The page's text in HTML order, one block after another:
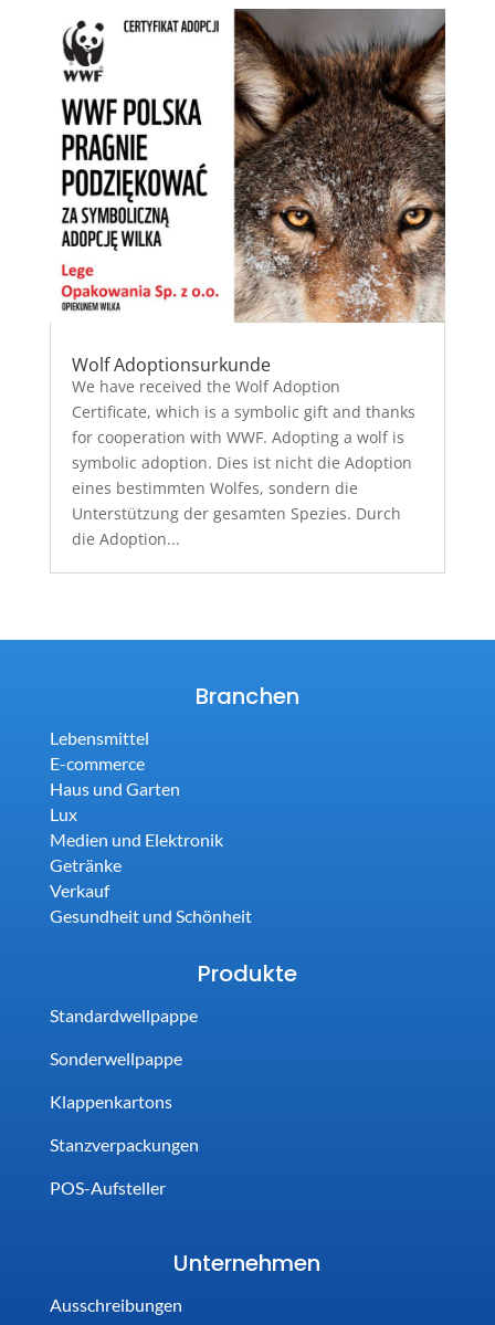
Wolf Adoptionsurkunde
We have received the Wolf Adoption
Certificate, which is a symbolic gift and thanks
for cooperation with WWF. Adopting a wolf is
symbolic adoption. Dies ist nicht die Adoption
eines bestimmten Wolfes, sondern die
Unterstützung der gesamten Spezies. Durch
die Adoption...
Branchen
Lebensmittel
E-commerce
Haus und Garten
Lux
Medien und Elektronik
Getränke
Verkauf
Gesundheit und Schönheit
Produkte
Standardwellpappe
Sonderwellpappe
Klappenkartons
Stanzverpackungen
POS-Aufsteller
Unternehmen
Ausschreibungen